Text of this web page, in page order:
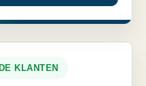
KLANTEN